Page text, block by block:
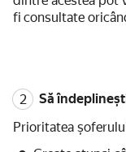
fi consultate
Să
Prioritatea